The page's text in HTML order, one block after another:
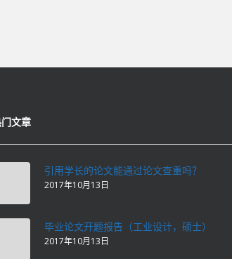
文章
引用学长的论文能通过论文查重吗？
2017年10月13日
毕业论文开题报告（工业设计，硕士）
2017年10月13日